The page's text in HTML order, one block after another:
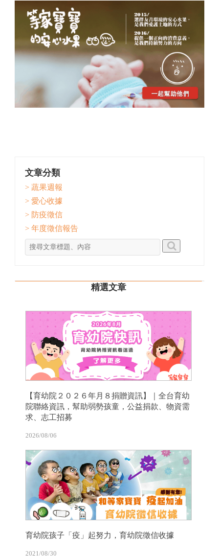
文章分類
> 蔬果週報
> 愛心收據
> 防疫徵信
> 年度徵信報告
精選文章
【育幼院２０２６年月８捐贈資訊】｜全台育幼
院聯絡資訊，幫助弱勢孩童，公益捐款、物資需
求、志工招募
2026/08/06
育幼院孩子「疫」起努力，育幼院徵信收據
2021/08/30